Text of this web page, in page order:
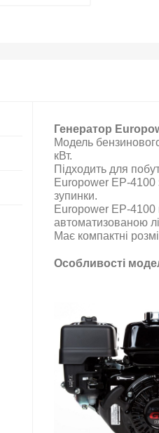
Генератор
Модель
кВт.
Підходить для
Europower EP-4100
зупинки.
Europower EP-4100
автоматизованою
Має компактні
Особливості